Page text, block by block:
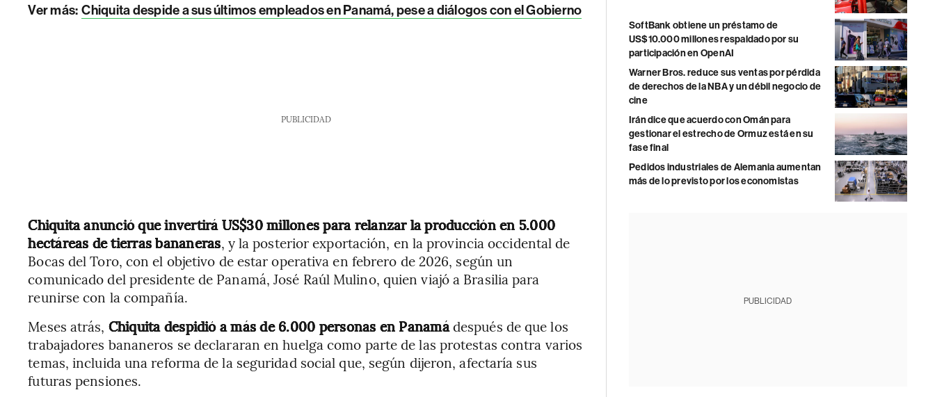
Ver más: Chiquita despide a sus últimos empleados en Panamá, pese a diálogos con el Gobierno
PUBLICIDAD
Chiquita anunció que invertirá US$30 millones para relanzar la producción en 5.000
hectáreas de tierras bananeras, y la posterior exportación, en la provincia occidental de
Bocas del Toro, con el objetivo de estar operativa en febrero de 2026, según un
comunicado del presidente de Panamá, José Raúl Mulino, quien viajó a Brasilia para
reunirse con la compañía.
Meses atrás, Chiquita despidió a más de 6.000 personas en Panamádespués de que los
trabajadores bananeros se declararan en huelga como parte de las protestas contra varios
temas, incluida una reforma de la seguridad social que, según dijeron, afectaría sus
futuras pensiones.
SoftBank obtiene un préstamo de
US$10.000 millones respaldado por su
participación en OpenAI
Warner Bros. reduce sus ventas por pérdida
de derechos de la NBA y un débil negocio de
cine
Irán dice que acuerdo con Omán para
gestionar el estrecho de Ormuz está en su
fase final
Pedidos industriales de Alemania aumentan
más de lo previsto por los economistas
PUBLICIDAD